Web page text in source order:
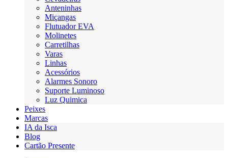
Anteninhas
Miçangas
Flutuador EVA
Molinetes
Carretilhas
Varas
Linhas
Acessórios
Alarmes Sonoro
Suporte Luminoso
Luz Quimica
Peixes
Marcas
IA da Isca
Blog
Cartão Presente